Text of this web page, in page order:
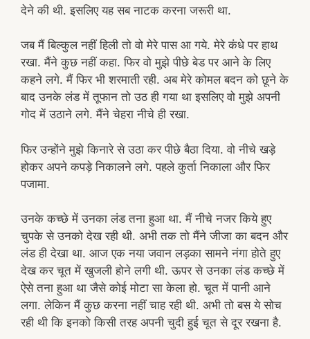
देने की थी. इसलिए यह सब नाटक करना जरूरी था.
जब मैं बिल्कुल नहीं हिली तो वो मेरे पास आ गये. मेरे कंधे पर हाथ
रखा. मैंने कुछ नहीं कहा. फिर वो मुझे पीछे बेड पर आने के लिए
कहने लगे. मैं फिर भी शरमाती रही. अब मेरे कोमल बदन को छूने के
बाद उनके लंड में तूफान तो उठ ही गया था इसलिए वो मुझे अपनी
गोद में उठाने लगे. मैंने चेहरा नीचे ही रखा.
फिर उन्होंने मुझे किनारे से उठा कर पीछे बैठा दिया. वो नीचे खड़े
होकर अपने कपड़े निकालने लगे. पहले कुर्ता निकाला और फिर
पजामा.
उनके कच्छे में उनका लंड तना हुआ था. मैं नीचे नजर किये हुए
चुपके से उनको देख रही थी. अभी तक तो मैंने जीजा का बदन और
लंड ही देखा था. आज एक नया जवान लड़का सामने नंगा होते हुए
देख कर चूत में खुजली होने लगी थी. ऊपर से उनका लंड कच्छे में
ऐसे तना हुआ था जैसे कोई मोटा सा केला हो. चूत में पानी आने
लगा. लेकिन मैं कुछ करना नहीं चाह रही थी. अभी तो बस ये सोच
रही थी कि इनको किसी तरह अपनी चुदी हुई चूत से दूर रखना है.